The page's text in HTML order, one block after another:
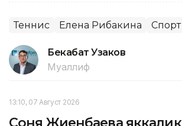
Теннис Елена Рибакина Спорт
Бекабат Узаков
Муаллиф
13:10, 07 Август 2026